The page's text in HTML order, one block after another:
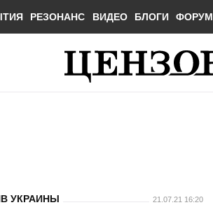
РЕЗОНАНС ВИДЕО БЛОГИ ФОРУМ
УКРАИНЫ 21.07.21 16:20